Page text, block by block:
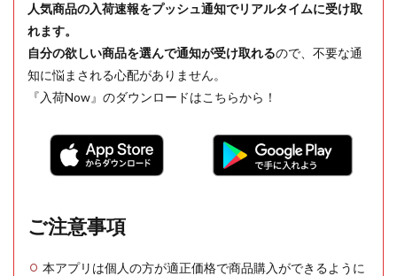
人気商品の入荷速報をプッシュ通知でリアルタイムに受け取
れます。
自分の欲しい商品を選んで通知が受け取れるので、不要な通
知に悩まされる心配がありません。
『入荷Now』のダウンロードはこちらから！
ご注意事項
本アプリは個人の方が適正価格で商品購入ができるように